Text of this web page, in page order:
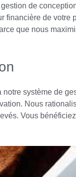
de
de votre
que nous
notre système de
Nous
Vous